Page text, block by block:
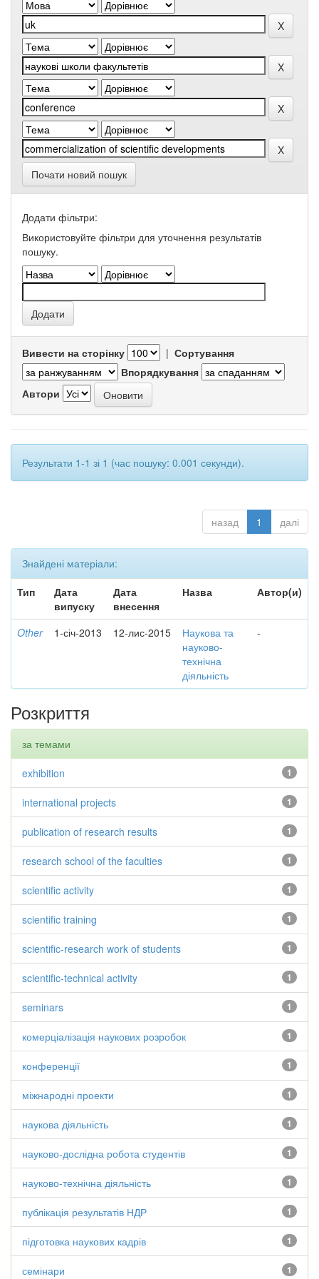
Почати новий пошук
Додати фільтри:
Використовуйте фільтри для уточнення результатів
пошуку.
Вивести на сторінку | Сортування
Впорядкування
Автори
Результати 1-1 зі 1 (час пошуку: 0.001 секунди).
назад 1 далі
Знайдені матеріали:
Тип
Дата
випуску
Дата
внесення
Назва Автор(и)
Other 1-січ-2013 12-лис-2015
Наукова та
науково-
технічна
діяльність
-
Розкриття
за темами
1
exhibition
1
international projects
1
publication of research results
1
research school of the faculties
1
scientific activity
1
scientific training
1
scientific-research work of students
1
scientific-technical activity
1
seminars
1
комерціалізація наукових розробок
1
конференції
1
міжнародні проекти
1
наукова діяльність
1
науково-дослідна робота студентів
1
науково-технічна діяльність
1
публікація результатів НДР
1
підготовка наукових кадрів
1
семінари